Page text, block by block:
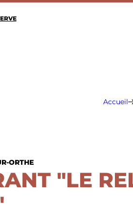
Accueil
ORTHE
"LE